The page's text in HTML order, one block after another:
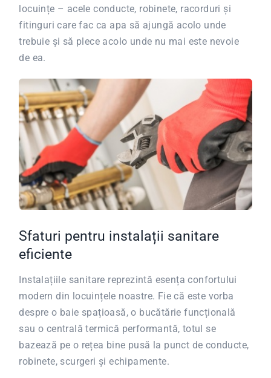
locuințe – acele conducte, robinete, racorduri și
fitinguri care fac ca apa să ajungă acolo unde
trebuie și să plece acolo unde nu mai este nevoie
de ea.
Sfaturi pentru instalații sanitare
eficiente
Instalațiile sanitare reprezintă esența confortului
modern din locuințele noastre. Fie că este vorba
despre o baie spațioasă, o bucătărie funcțională
sau o centrală termică performantă, totul se
bazează pe o rețea bine pusă la punct de conducte,
robinete, scurgeri și echipamente.